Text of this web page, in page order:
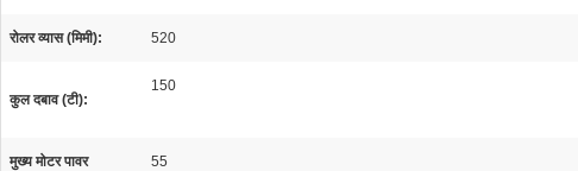
रोलर व्यास (मिमी): 520
कुल दबाव (टी):
150
मुख्य मोटर पावर
55